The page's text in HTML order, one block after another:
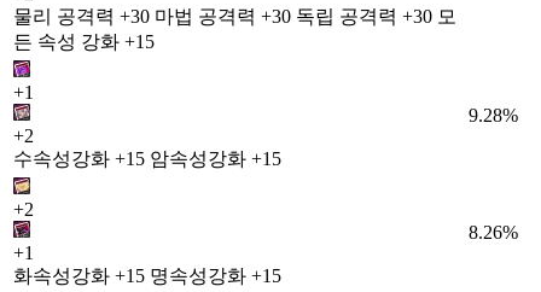
물리 공격력 +30 마법 공격력 +30 독립 공격력 +30 모
든 속성 강화 +15
+1
+2
수속성강화 +15 암속성강화 +15
9.28%
+2
+1
화속성강화 +15 명속성강화 +15
8.26%